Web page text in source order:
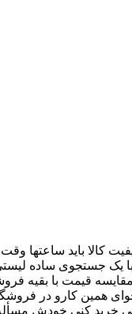
کالا باید ساعتها وقت
یک جستجوی ساده
قیمت با بقیه
همین کارو در
خرید کنی خودش